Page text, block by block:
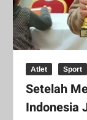
Atlet Sport
Setelah
Indonesia